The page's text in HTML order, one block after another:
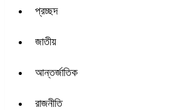
প্রচ্ছদ
জাতীয়
আন্তর্জাতিক
রাজনীতি